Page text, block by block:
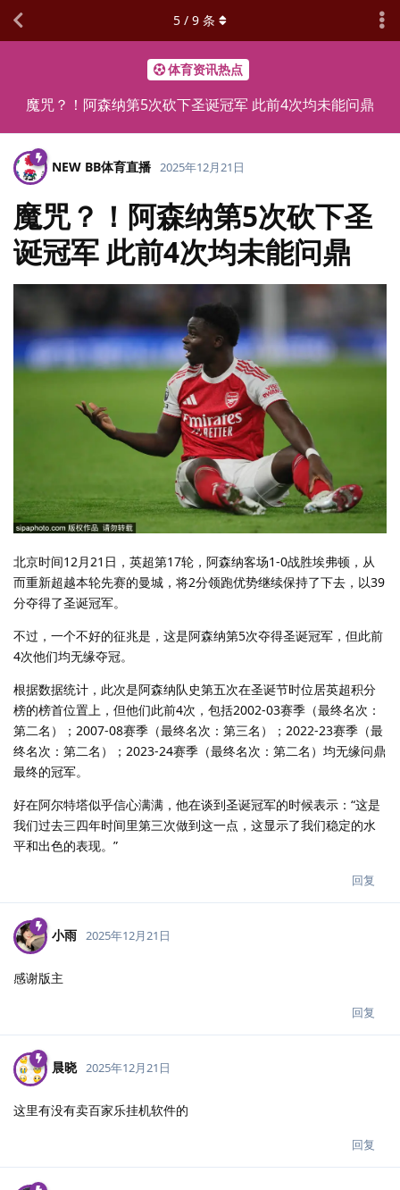
体育资讯热点
魔咒？！阿森纳第5次砍下圣诞冠军 此前4次均未能问鼎
5 / 9 条
NEW BB体育直播 2025年12月21日
魔咒？！阿森纳第5次砍下圣
诞冠军 此前4次均未能问鼎
北京时间12月21日，英超第17轮，阿森纳客场1-0战胜埃弗顿，从
而重新超越本轮先赛的曼城，将2分领跑优势继续保持了下去，以39
分夺得了圣诞冠军。
不过，一个不好的征兆是，这是阿森纳第5次夺得圣诞冠军，但此前
4次他们均无缘夺冠。
根据数据统计，此次是阿森纳队史第五次在圣诞节时位居英超积分
榜的榜首位置上，但他们此前4次，包括2002-03赛季（最终名次：
第二名）；2007-08赛季（最终名次：第三名）；2022-23赛季（最
终名次：第二名）；2023-24赛季（最终名次：第二名）均无缘问鼎
最终的冠军。
好在阿尔特塔似乎信心满满，他在谈到圣诞冠军的时候表示：“这是
我们过去三四年时间里第三次做到这一点，这显示了我们稳定的水
平和出色的表现。”
回复
小雨 2025年12月21日
感谢版主
回复
晨晓 2025年12月21日
这里有没有卖百家乐挂机软件的
回复